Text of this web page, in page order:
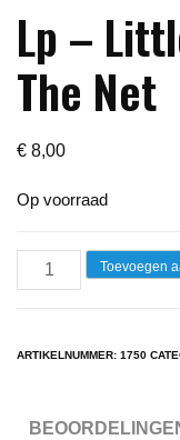
Lp –
The Net
€ 8,00
Op voorraad
-
River
Toevoegen
ARTIKELNUMMER: 1750